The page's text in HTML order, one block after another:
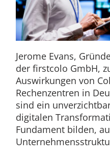
Jerome Evans,
der firstcolo GmbH,
Auswirkungen von
Rechenzentren in
sind ein
digitalen
Fundament bilden,